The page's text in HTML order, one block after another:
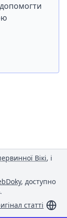
Вікі, і
, доступно
статті